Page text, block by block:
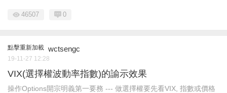
46507 0
點擊重新加載 wctsengc
19-11-27 12:28
VIX(選擇權波動率指數)的諭示效果
操作Options開宗明義第一要務 --- 做選擇權要先看VIX, 指數或價格